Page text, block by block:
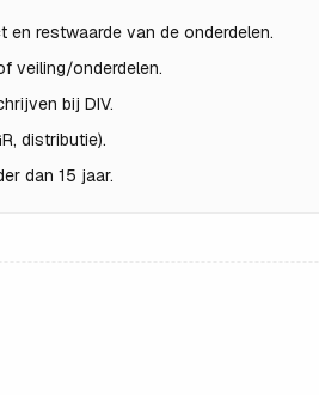
restwaarde van de onderdelen.
veiling/onderdelen.
bij DIV.
distributie).
dan 15 jaar.